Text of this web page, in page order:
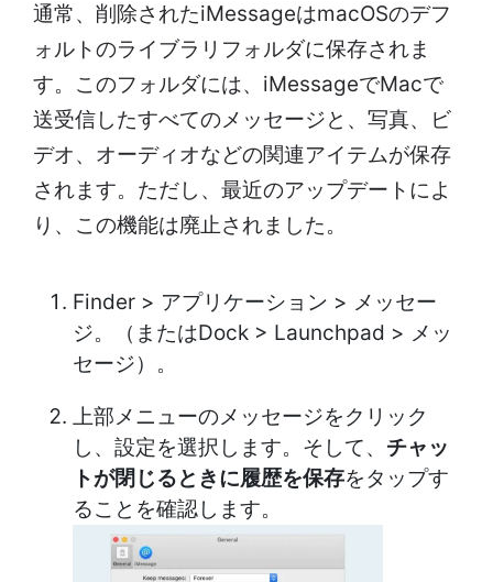
通常、削除されたiMessageはmacOSのデフ
ォルトのライブラリフォルダに保存されま
す。このフォルダには、iMessageでMacで
送受信したすべてのメッセージと、写真、ビ
デオ、オーディオなどの関連アイテムが保存
されます。ただし、最近のアップデートによ
り、この機能は廃止されました。
Finder > アプリケーション > メッセー
ジ。（またはDock > Launchpad > メッ
セージ）。
上部メニューのメッセージをクリック
し、設定を選択します。そして、 チャッ
トが閉じるときに履歴を保存をタップす
ることを確認します。